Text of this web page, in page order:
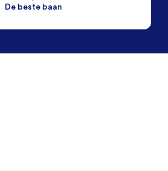
De beste baan